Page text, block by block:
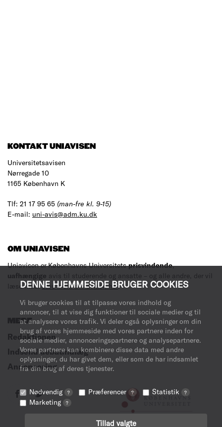
DENNE HJEMMESIDE BRUGER COOKIES
Vi bruger cookies til at tilpasse vores indhold og
annoncer, til at vise dig funktioner til sociale medier og til
at analysere vores trafik. Vi deler også oplysninger om din
brug af vores hjemmeside med vores partnere inden for
sociale medier, annonceringspartnere og analysepartnere.
Vores partnere kan kombinere disse data med andre
oplysninger, du har givet dem, eller som de har indsamlet
fra din brug af deres tjenester.
Nødvendig ? Præferencer ? Statistik ?
Marketing ?
Tillad valgte
KONTAKT UNIAVISEN
Universitetsavisen
Nørregade 10
1165 København K
Tlf: 21 17 95 65 (man-fre kl. 9-15)
E-mail: uni-avis@adm.ku.dk
OM UNIAVISEN
Uniavisen er Københavns Universitetsprisvindende,
uafhængige avis til studerende og ansatte – og alle andre, der vil
læse med.Læs mere om avisen her.
MERE
Redaktionen
Indsend debatindlæg
Annoncering